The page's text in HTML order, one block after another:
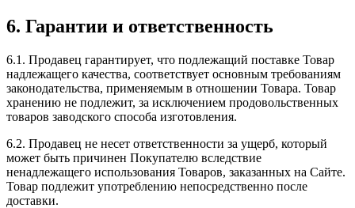
6. Гарантии и ответственность
6.1. Продавец гарантирует, что подлежащий поставке Товар
надлежащего качества, соответствует основным требованиям
законодательства, применяемым в отношении Товара. Товар
хранению не подлежит, за исключением продовольственных
товаров заводского способа изготовления.
6.2. Продавец не несет ответственности за ущерб, который
может быть причинен Покупателю вследствие
ненадлежащего использования Товаров, заказанных на Сайте.
Товар подлежит употреблению непосредственно после
доставки.